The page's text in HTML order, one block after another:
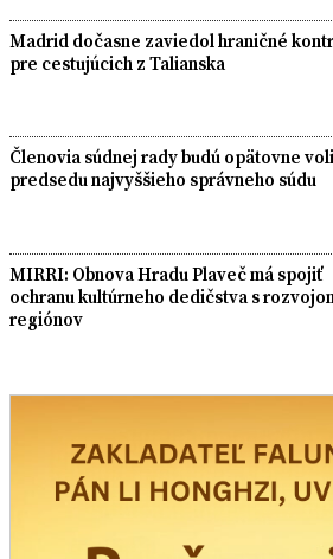
Madrid dočasne zaviedol hraničné
pre cestujúcich z Talianska
Členovia súdnej rady budú opätovne
predsedu najvyššieho správneho súdu
MIRRI: Obnova Hradu Plaveč má spojiť
ochranu kultúrneho dedičstva s
regiónov